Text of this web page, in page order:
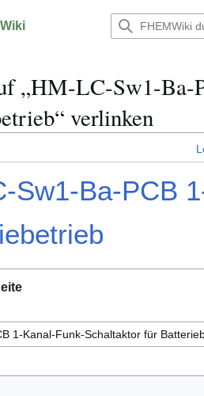
„HM-LC-Sw1-
verlinken
Sw1-Ba-PCB